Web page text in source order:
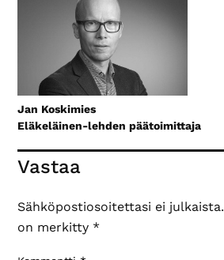
Jan Koskimies
Eläkeläinen-lehden päätoimittaja
Lukijan
Vastaa
Sähköpostiosoitettasi ei julkaista.
on merkitty *